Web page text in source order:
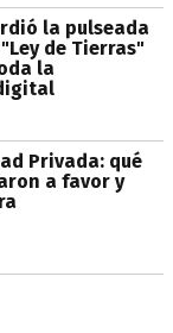
la pulseada
de Tierras"
la
Privada: qué
a favor y